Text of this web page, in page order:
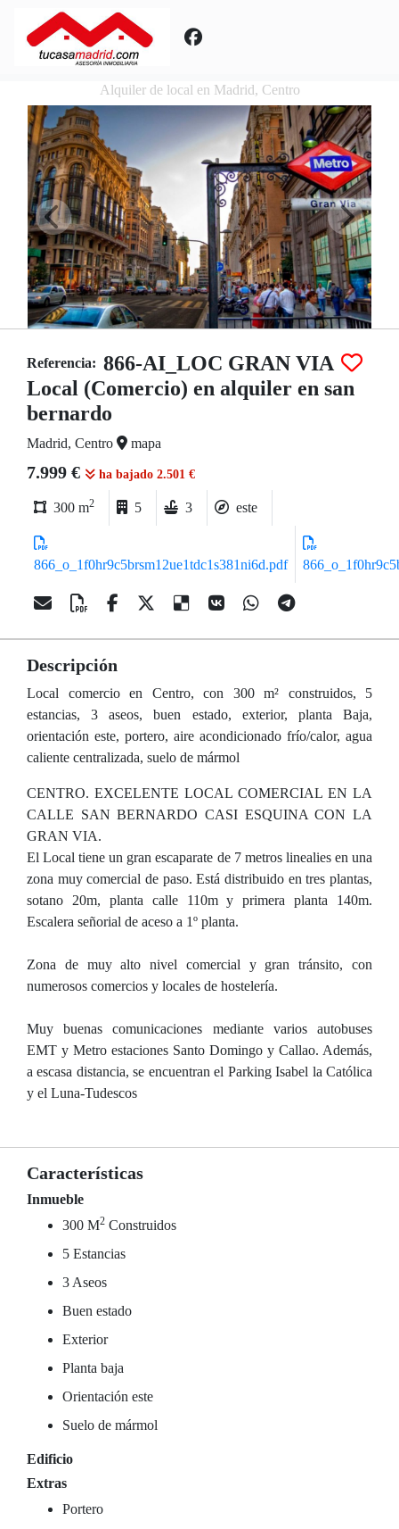
Alquiler de local en Madrid, Centro
Referencia: 866-AI_LOC GRAN VIA
Local (Comercio) en alquiler en san
bernardo
Madrid, Centro mapa
7.999 € ha bajado 2.501 €
300 m2 5 3 este
866_o_1f0hr9c5brsm12ue1tdc1s381ni6d.pdf
Descripción
Local comercio en Centro, con 300 m² construidos, 5
estancias, 3 aseos, buen estado, exterior, planta Baja,
orientación este, portero, aire acondicionado frío/calor, agua
caliente centralizada, suelo de mármol
CENTRO. EXCELENTE LOCAL COMERCIAL EN LA
CALLE SAN BERNARDO CASI ESQUINA CON LA
GRAN VIA.
El Local tiene un gran escaparate de 7 metros linealies en una
zona muy comercial de paso. Está distribuido en tres plantas,
sotano 20m, planta calle 110m y primera planta 140m.
Escalera señorial de aceso a 1º planta.
Zona de muy alto nivel comercial y gran tránsito, con
numerosos comercios y locales de hostelería.
Muy buenas comunicaciones mediante varios autobuses
EMT y Metro estaciones Santo Domingo y Callao. Además,
a escasa distancia, se encuentran el Parking Isabel la Católica
y el Luna-Tudescos
Características
Inmueble
300 M2 Construidos
5 Estancias
3 Aseos
Buen estado
Exterior
Planta baja
Orientación este
Suelo de mármol
Edificio
Extras
Portero